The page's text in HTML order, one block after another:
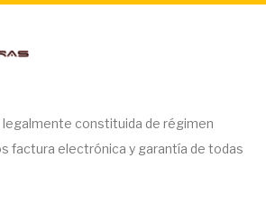
constituida de régimen
factura electrónica y garantía de todas